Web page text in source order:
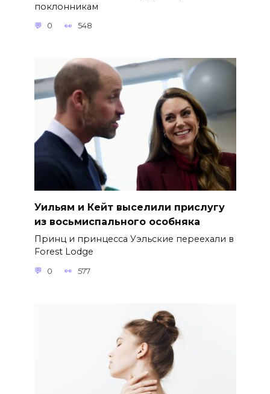
поклонникам
0 548
Уильям и Кейт выселили прислугу
из восьмиспального особняка
Принц и принцесса Уэльские переехали в
Forest Lodge
0 577